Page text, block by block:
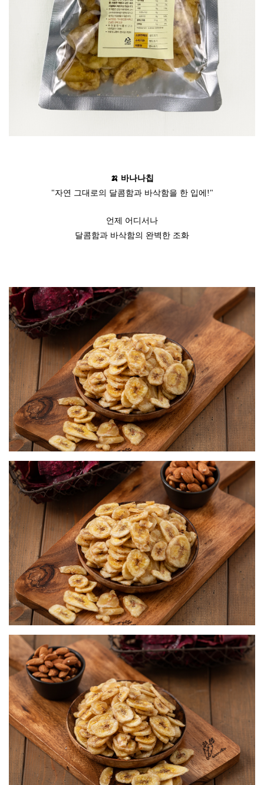
🍌 바나나칩
"자연 그대로의 달콤함과 바삭함을 한 입에!"
언제 어디서나
달콤함과 바삭함의 완벽한 조화